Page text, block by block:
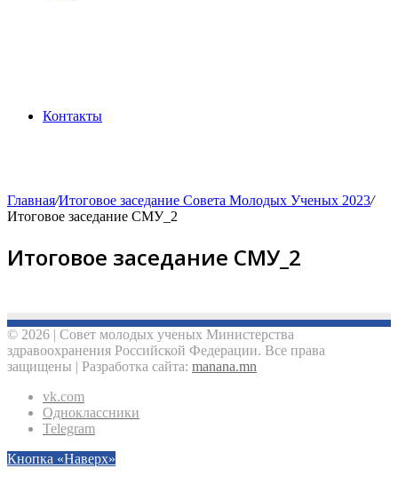
Контакты
Главная/Итоговое заседание Совета Молодых Ученых 2023/
Итоговое заседание СМУ_2
Итоговое заседание СМУ_2
© 2026 | Совет молодых ученых Министерства
здравоохранения Российской Федерации. Все права
защищены | Разработка сайта: manana.mn
vk.com
Одноклассники
Telegram
Кнопка «Наверх»